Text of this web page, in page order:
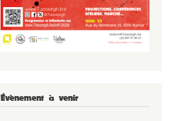
Évènement à venir